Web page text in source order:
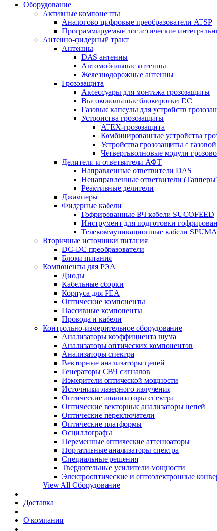
Оборудование
Активные компоненты
Аналогово цифровые преобразователи ATSP
Программируемые логистические
Антенно-фидерный тракт
Антенны
DAS антенны
Автомобильные антенны
Железнодорожные антенны
Грозозащита
Аксессуары для монтажа грозозащиты
Высоковольтные блокировки DC
Газовые капсулы для устройств
Устройства грозозащиты
ATEX-грозозащита
Комбинированные устройства
Устройства грозозащиты с
Четвертьволновые модули
Делители и ответвители АФТ
Направленные ответвители DAS
Ненаправленные ответвители
Реактивные делители
Джамперы
Фидерные кабели
Гофрированные ВЧ кабели SUCOFEED
Инструмент для подготовки
Телекоммуникационные кабели SPUMA
Вторичные источники питания
DC-DC преобразователи
Блоки питания
Компоненты для РЭА
Диоды
Кабельные сборки
Корпуса для РЕА
Оптические компоненты
Пассивные компоненты
Провода и кабели
Контрольно-измерительное оборудование
Анализаторы коэффициента шума
Анализаторы оптических компонентов
Анализаторы спектра
Векторные анализаторы цепей
Генераторы СВЧ сигналов
Измерители оптической мощности
Источники лазерного излучения
Оптические анализаторы спектра
Оптические векторные анализаторы цепей
Оптические переключатели
Оптические платформы
Осциллографы
Переменные оптические аттенюаторы
Портативные анализаторы спектра
Специальные решения
Твердотельные усилители мощности
Электрооптические и оптоэлектронные
View All Оборудование
Доставка
О компании